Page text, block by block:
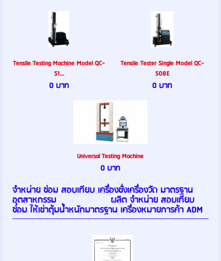
Tensile Testing Machine Model QC-
51...
0 บาท
Tensile Tester Single Model QC-
508E
0 บาท
Universal Testing Machine
0 บาท
จำหน่าย ซ่อม สอบเทียบ เครื่องชั่งเครื่องวัด มาตรฐาน
อุตสาหกรรม ผลิต จำหน่าย สอบเทียบ
ซ่อม ให้เช่าตุ้มน้ำหนักมาตรฐาน เครื่องหมายการค้า ADM